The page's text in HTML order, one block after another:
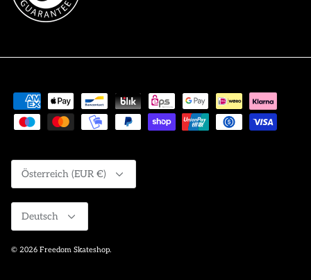
Österreich (EUR €)
Deutsch
© 2026 Freedom Skateshop.